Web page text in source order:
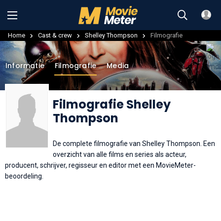
Home Cast & crew Shelley Thompson Filmografie
Filmografie Shelley
Thompson
Informatie Filmografie Media
De complete filmografie van Shelley Thompson. Een
overzicht van alle films en series als acteur,
producent, schrijver, regisseur en editor met een MovieMeter-
beoordeling.